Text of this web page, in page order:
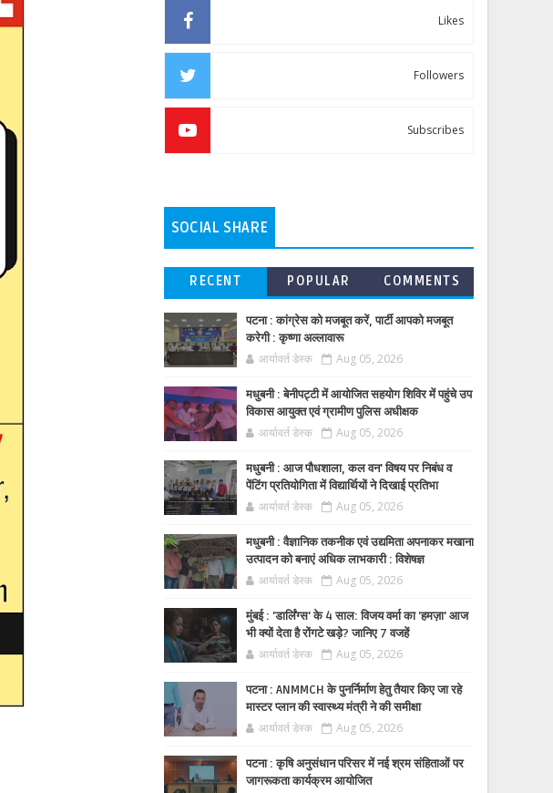
Likes
Followers
Subscribes
SOCIAL SHARE
RECENT POPULAR COMMENTS
पटना : कांग्रेस को मजबूत करें, पार्टी आपको मजबूत
करेगी : कृष्णा अल्लावारू
आर्यावर्त डेस्क Aug 05, 2026
मधुबनी : बेनीपट्टी में आयोजित सहयोग शिविर में पहुंचे उप
विकास आयुक्त एवं ग्रामीण पुलिस अधीक्षक
आर्यावर्त डेस्क Aug 05, 2026
मधुबनी : आज पौधशाला, कल वन' विषय पर निबंध व
पेंटिंग प्रतियोगिता में विद्यार्थियों ने दिखाई प्रतिभा
आर्यावर्त डेस्क Aug 05, 2026
मधुबनी : वैज्ञानिक तकनीक एवं उद्यमिता अपनाकर मखाना
उत्पादन को बनाएं अधिक लाभकारी : विशेषज्ञ
आर्यावर्त डेस्क Aug 05, 2026
मुंबई : 'डार्लिंग्स' के 4 साल: विजय वर्मा का 'हमज़ा' आज
भी क्यों देता है रोंगटे खड़े? जानिए 7 वजहें
आर्यावर्त डेस्क Aug 05, 2026
पटना : ANMMCH के पुनर्निर्माण हेतु तैयार किए जा रहे
मास्टर प्लान की स्वास्थ्य मंत्री ने की समीक्षा
आर्यावर्त डेस्क Aug 05, 2026
पटना : कृषि अनुसंधान परिसर में नई श्रम संहिताओं पर
जागरूकता कार्यक्रम आयोजित